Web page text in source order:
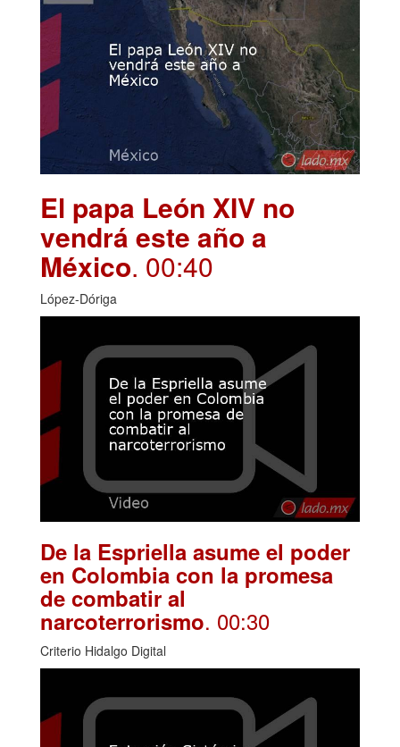
El papa León XIV no
vendrá este año a
México. 00:40
López-Dóriga
De la Espriella asume el poder
en Colombia con la promesa
de combatir al
narcoterrorismo. 00:30
Criterio Hidalgo Digital